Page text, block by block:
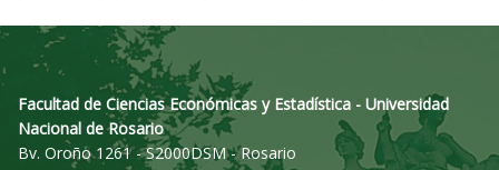
Facultad de Ciencias Económicas y Estadística - Universidad
Nacional de Rosario
Bv. Oroño 1261 - S2000DSM - Rosario